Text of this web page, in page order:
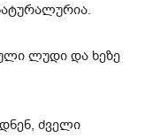
ლუდი და ხეზე
ძველი